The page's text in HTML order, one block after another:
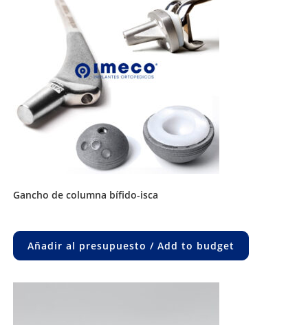
gancho de columna bífido-isca
Añadir al presupuesto / Add to budget